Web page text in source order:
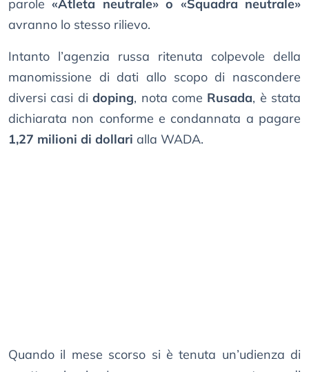
parole«Atleta neutrale» o «Squadra neutrale»
avranno lo stesso rilievo.
Intanto l’agenzia russa ritenuta colpevole della
manomissione di dati allo scopo di nascondere
diversi casi didoping, nota come Rusada, è stata
dichiarata non conforme e condannata a pagare
1,27 milioni di dollari alla WADA.
Quando il mese scorso si è tenuta un’udienza di